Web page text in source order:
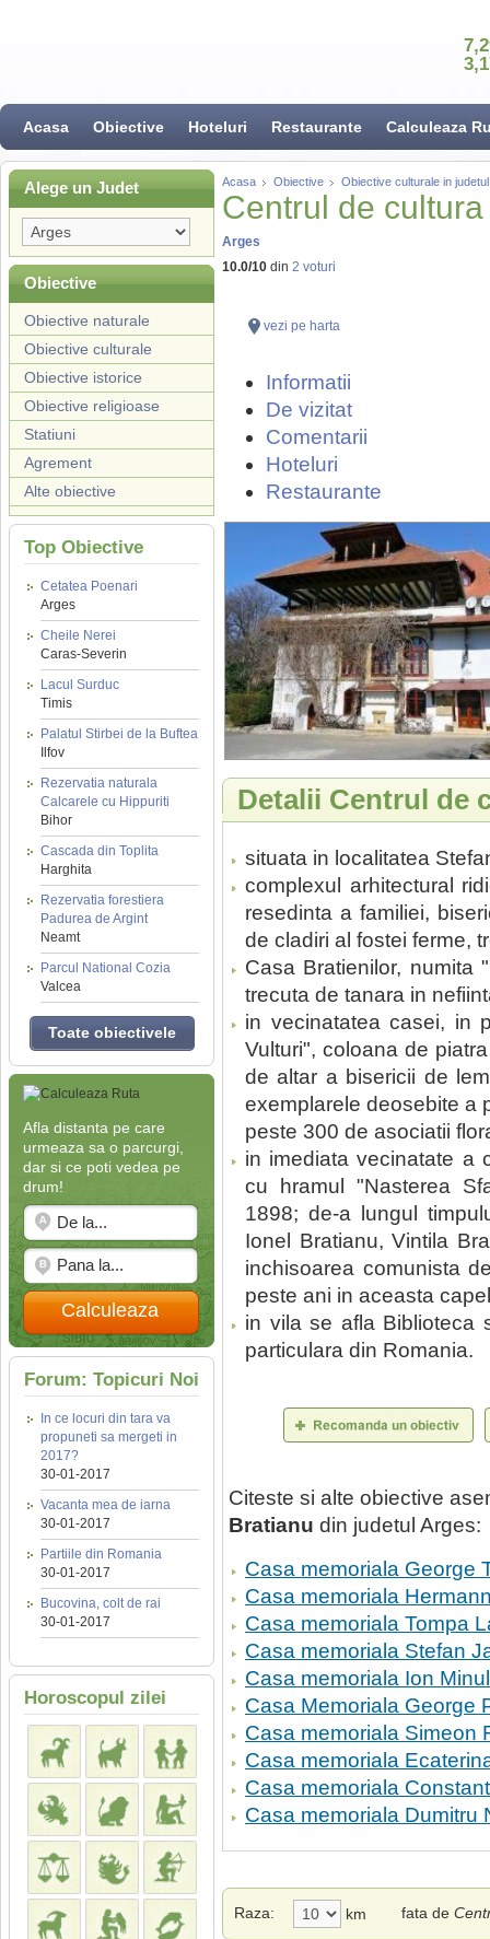
Acasa Obiective Hoteluri Restaurante Calculeaza
Alege un Judet
Obiective
Obiective naturale
Obiective culturale
Obiective istorice
Obiective religioase
Statiuni
Agrement
Alte obiective
Top Obiective
Cetatea Poenari
Arges
Cheile Nerei
Caras-Severin
Lacul Surduc
Timis
Palatul Stirbei de la Buftea
Ilfov
Rezervatia naturala
Calcarele cu Hippuriti
Bihor
Cascada din Toplita
Harghita
Rezervatia forestiera
Padurea de Argint
Neamt
Parcul National Cozia
Valcea
Toate obiectivele
Afla distanta pe care
urmeaza sa o parcurgi,
dar si ce poti vedea pe
drum!
Calculeaza
Forum: Topicuri Noi
In ce locuri din tara va
propuneti sa mergeti in
2017?
30-01-2017
Vacanta mea de iarna
30-01-2017
Partiile din Romania
30-01-2017
Bucovina, colt de rai
30-01-2017
Horoscopul zilei
Acasa Obiective Obiective culturale in
Centrul de
Arges
10.0/10 din 2 voturi
vezi pe harta
Informatii
De vizitat
Comentarii
Hoteluri
Restaurante
Detalii Centrul de
situata in localitatea
complexul arhitectural
resedinta a familiei,
de cladiri al fostei ferme,
Casa Bratienilor, numita
trecuta de tanara in
in vecinatatea casei, in
Vulturi", coloana de
de altar a bisericii de
exemplarele deosebite a
peste 300 de asociatii
in imediata vecinatate a
cu hramul "Nasterea
1898; de-a lungul
Ionel Bratianu, Vintila
inchisoarea comunista
peste ani in aceasta
in vila se afla Biblioteca
particulara din Romania.
Citeste si alte obiective
Bratianu din judetul Arges:
Casa memoriala George
Casa memoriala
Casa memoriala Tompa
Casa memoriala Stefan
Casa memoriala Ion
Casa Memoriala George
Casa memoriala Simeon
Casa memoriala
Casa memoriala
Casa memoriala Dumitru
Raza: km fata de